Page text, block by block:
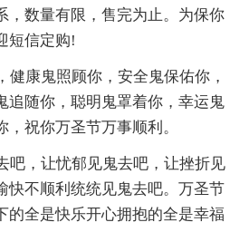
，数量有限，售完为止。为保你
短信定购!
健康鬼照顾你，安全鬼保佑你，
追随你，聪明鬼罩着你，幸运鬼
祝你万圣节万事顺利。
吧，让忧郁见鬼去吧，让挫折见
快不顺利统统见鬼去吧。万圣节
的全是快乐开心拥抱的全是幸福